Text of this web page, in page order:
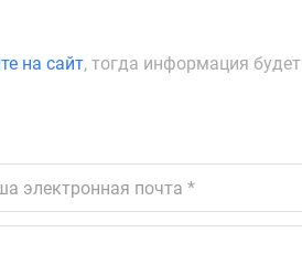
на сайт, тогда информация будет